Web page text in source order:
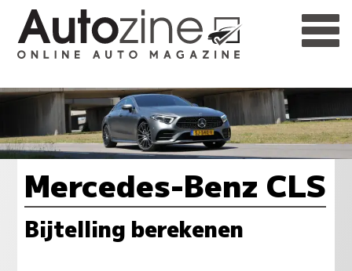
Mercedes-Benz CLS
Bijtelling berekenen